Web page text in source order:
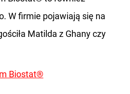
W firmie pojawiają się na
Matilda z Ghany czy
Biostat®